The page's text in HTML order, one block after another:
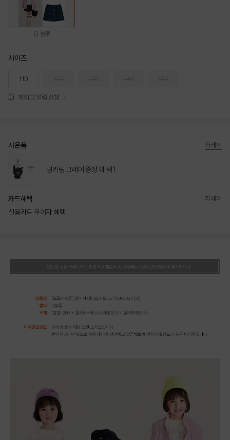
딥 블루
사이즈
110
재입고 알림 신청
사은품
띵키링 그레이 증정 외 택1
자세히
카드혜택
신용카드 무이자 혜택
자세히